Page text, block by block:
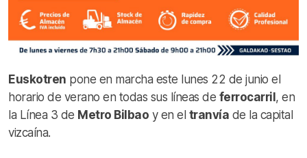
Euskotren pone en marcha este lunes 22 de junio el
horario de verano en todas sus líneas de ferrocarril, en
la Línea 3 de Metro Bilbao y en el tranvía de la capital
vizcaína.